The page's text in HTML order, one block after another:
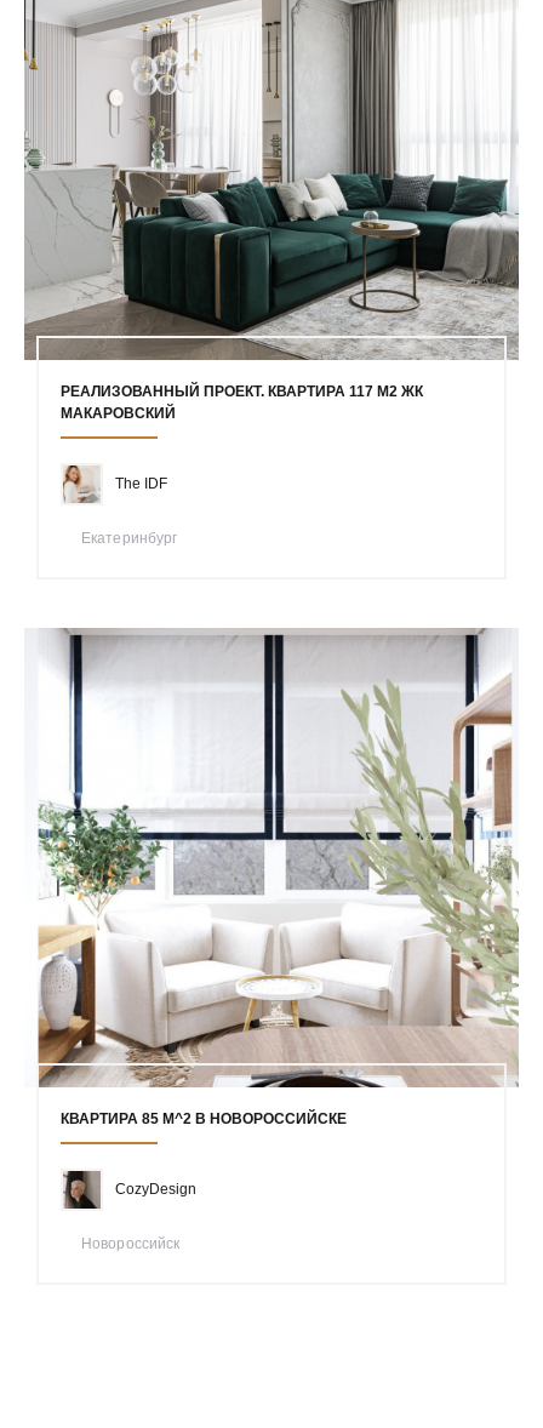
РЕАЛИЗОВАННЫЙ ПРОЕКТ. КВАРТИРА 117 М2 ЖК
МАКАРОВСКИЙ
The IDF
Екатеринбург
КВАРТИРА 85 М^2 В НОВОРОССИЙСКЕ
CozyDesign
Новороссийск